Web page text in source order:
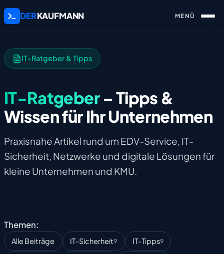
DERKAUFMANN
IT-Ratgeber & Tipps
IT-Ratgeber– Tipps &
Wissen für Ihr Unternehmen
Praxisnahe Artikel rund um EDV-Service, IT-
Sicherheit, Netzwerke und digitale Lösungen für
kleine Unternehmen und KMU.
Themen:
Alle Beiträge IT-Sicherheit9 IT-Tipps9